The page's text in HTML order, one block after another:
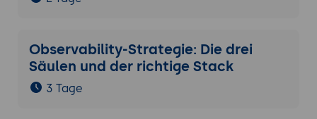
Observability-Strategie: Die drei
Säulen und der richtige Stack
3 Tage